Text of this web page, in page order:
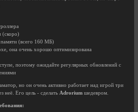
(скоро)
памяти (всего 160 МБ)
она очень хорошо оптимизирована
поэтому ожидайте регулярных обновлений с
но он очень активно работает над игрой три
неё. Его цель - сделать Adrorium шедевром.